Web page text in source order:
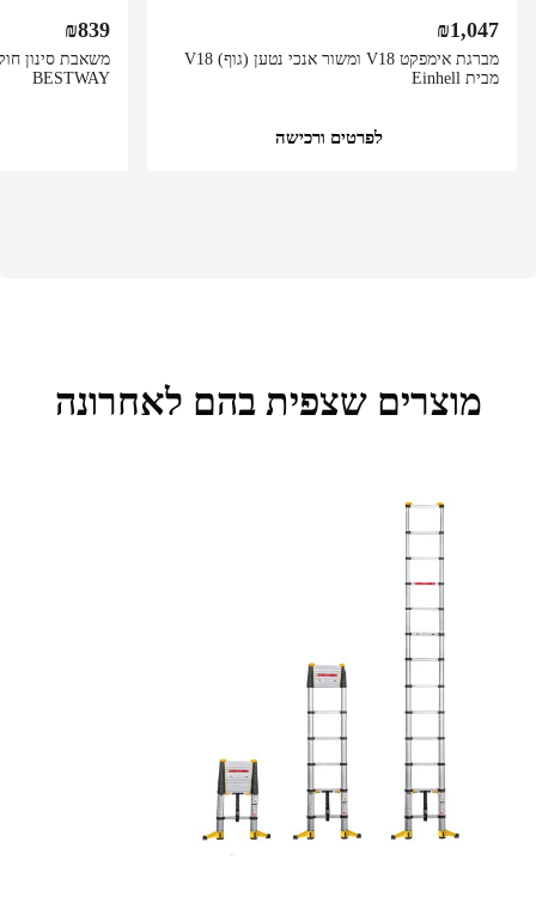
מברגת אימפקט V18 ומשור אנכי נטען (גוף) V18
מבית Einhell
₪1,047
לפרטים ורכישה
BESTWAY
₪839
מוצרים שצפית בהם לאחרונה